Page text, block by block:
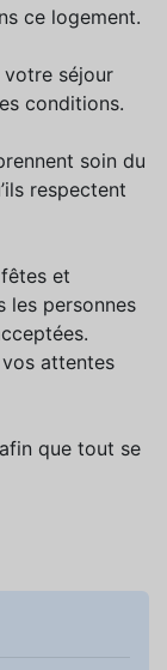
ce logement.
séjour
conditions.
soin du
respectent
et
les personnes
attentes
que tout se